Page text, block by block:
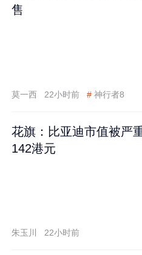
售
莫一西 22小时前 # 神行者8
花旗：比亚迪市值被严
142港元
朱玉川 22小时前